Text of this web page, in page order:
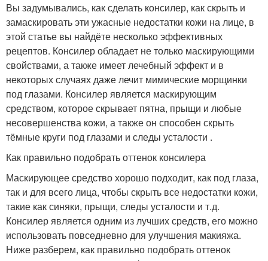
Вы задумывались, как сделать консилер, как скрыть и
замаскировать эти ужасные недостатки кожи на лице, в
этой статье вы найдёте несколько эффективных
рецептов. Консилер обладает не только маскирующими
свойствами, а также имеет лечебный эффект и в
некоторых случаях даже лечит мимические морщинки
под глазами. Консилер является маскирующим
средством, которое скрывает пятна, прыщи и любые
несовершенства кожи, а также он способен скрыть
тёмные круги под глазами и следы усталости .
Как правильно подобрать оттенок консилера
Маскирующее средство хорошо подходит, как под глаза,
так и для всего лица, чтобы скрыть все недостатки кожи,
такие как синяки, прыщи, следы усталости и т.д.
Консилер является одним из лучших средств, его можно
использовать повседневно для улучшения макияжа.
Ниже разберем, как правильно подобрать оттенок